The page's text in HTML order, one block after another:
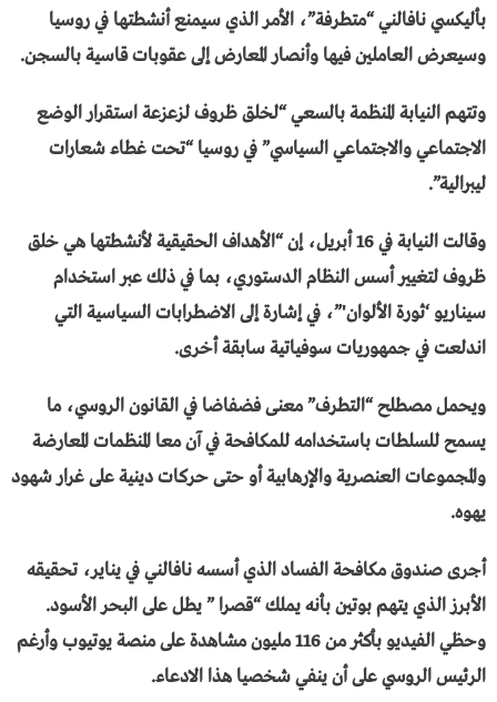
بأليكسي نافالني “متطرفة”، الأمر الذي سيمنع أنشطتها في روسيا
وسيعرض العاملين فيها وأنصار المعارض إلى عقوبات قاسية بالسجن.
وتتهم النيابة المنظمة بالسعي “لخلق ظروف لزعزعة استقرار الوضع
الاجتماعي والاجتماعي السياسي” في روسيا “تحت غطاء شعارات
ليبرالية”.
وقالت النيابة في 16 أبريل، إن “الأهداف الحقيقية لأنشطتها هي خلق
ظروف لتغيير أسس النظام الدستوري، بما في ذلك عبر استخدام
سيناريو ‘ثورة الألوان'”، في إشارة إلى الاضطرابات السياسية التي
اندلعت في جمهوريات سوفياتية سابقة أخرى.
ويحمل مصطلح “التطرف” معنى فضفاضا في القانون الروسي، ما
يسمح للسلطات باستخدامه للمكافحة في آن معا المنظمات المعارضة
والمجموعات العنصرية والإرهابية أو حتى حركات دينية على غرار شهود
يهوه.
أجرى صندوق مكافحة الفساد الذي أسسه نافالني في يناير، تحقيقه
الأبرز الذي يتهم بوتين بأنه يملك “قصرا ” يطل على البحر الأسود.
وحظي الفيديو بأكثر من 116 مليون مشاهدة على منصة يوتيوب وأرغم
الرئيس الروسي على أن ينفي شخصيا هذا الادعاء.